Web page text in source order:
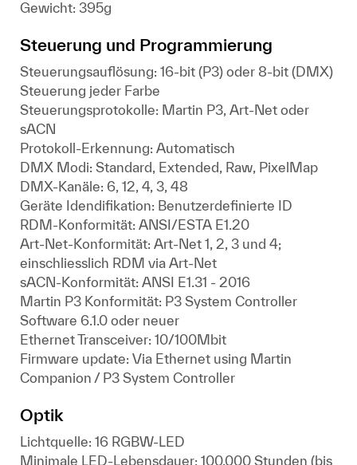
Gewicht: 395g
Steuerung und Programmierung
Steuerungsauflösung: 16-bit (P3) oder 8-bit (DMX)
Steuerung jeder Farbe
Steuerungsprotokolle: Martin P3, Art-Net oder
sACN
Protokoll-Erkennung: Automatisch
DMX Modi: Standard, Extended, Raw, PixelMap
DMX-Kanäle: 6, 12, 4, 3, 48
Geräte Idendifikation: Benutzerdefinierte ID
RDM-Konformität: ANSI/ESTA E1.20
Art-Net-Konformität: Art-Net 1, 2, 3 und 4;
einschliesslich RDM via Art-Net
sACN-Konformität: ANSI E1.31 - 2016
Martin P3 Konformität: P3 System Controller
Software 6.1.0 oder neuer
Ethernet Transceiver: 10/100Mbit
Firmware update: Via Ethernet using Martin
Companion / P3 System Controller
Optik
Lichtquelle: 16 RGBW-LED
Minimale LED-Lebensdauer: 100.000 Stunden (bis